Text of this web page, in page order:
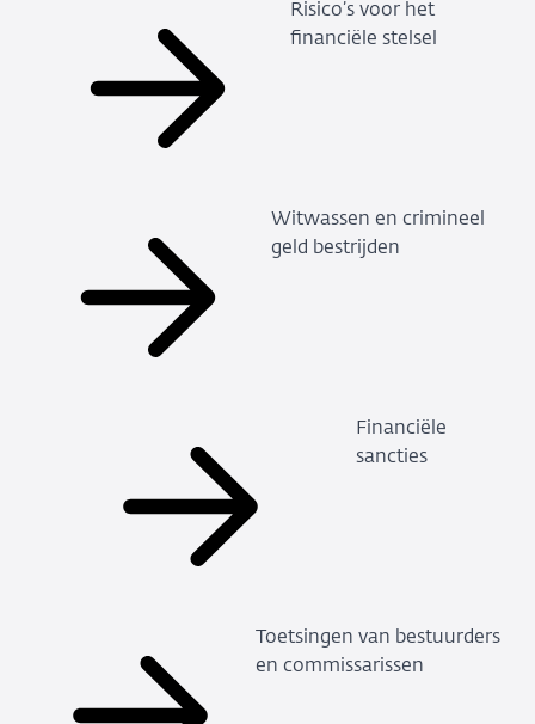
Risico’s voor het
financiële stelsel
Witwassen en crimineel
geld bestrijden
Financiële
sancties
Toetsingen van bestuurders
en commissarissen